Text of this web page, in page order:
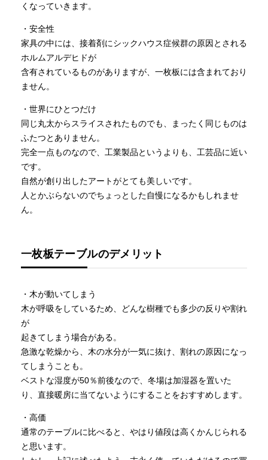
くなっていきます。
・安全性
家具の中には、接着剤にシックハウス症候群の原因とされる
ホルムアルデヒドが
含有されているものがありますが、一枚板には含まれており
ません。
・世界にひとつだけ
同じ丸太からスライスされたものでも、まったく同じものは
ふたつとありません。
完全一点ものなので、工業製品というよりも、工芸品に近い
です。
自然が創り出したアートがとても美しいです。
人とかぶらないのでちょっとした自慢になるかもしれませ
ん。
一枚板テーブルのデメリット
・木が動いてしまう
木が呼吸をしているため、どんな樹種でも多少の反りや割れ
が
起きてしまう場合がある。
急激な乾燥から、木の水分が一気に抜け、割れの原因になっ
てしまうことも。
ベストな湿度が50％前後なので、冬場は加湿器を置いた
り、直接暖房に当てないようにすることをおすすめします。
・高価
通常のテーブルに比べると、やはり値段は高くかんじられる
と思います。